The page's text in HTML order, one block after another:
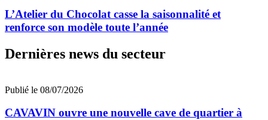
L’Atelier du Chocolat casse la saisonnalité et
renforce son modèle toute l’année
Dernières news du secteur
Publié le 08/07/2026
CAVAVIN ouvre une nouvelle cave de quartier à